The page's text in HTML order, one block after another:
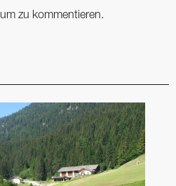
um zu kommentieren.